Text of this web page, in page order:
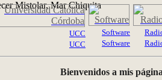
UCC
UCC
Software
Software
Bienvenidos a mis